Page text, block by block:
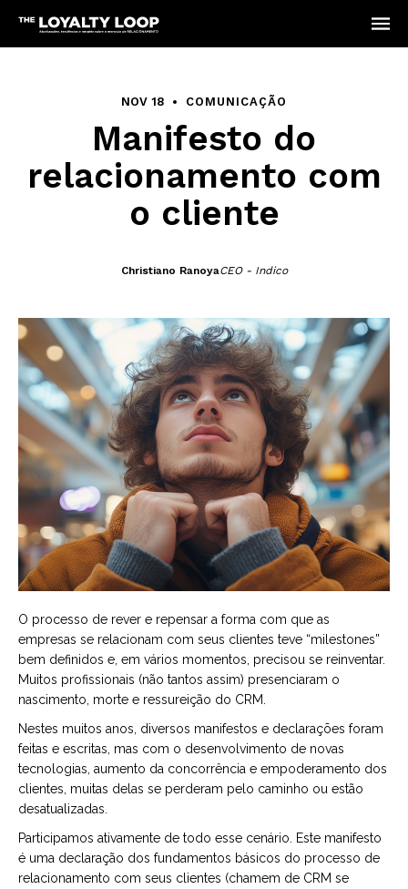
NOV 18 COMUNICAÇÃO
Manifesto do
relacionamento com
o cliente
Christiano RanoyaCEO - Indico
O processo de rever e repensar a forma com que as
empresas se relacionam com seus clientes teve “milestones”
bem definidos e, em vários momentos, precisou se reinventar.
Muitos profissionais (não tantos assim) presenciaram o
nascimento, morte e ressureição do CRM.
Nestes muitos anos, diversos manifestos e declarações foram
feitas e escritas, mas com o desenvolvimento de novas
tecnologias, aumento da concorrência e empoderamento dos
clientes, muitas delas se perderam pelo caminho ou estão
desatualizadas.
Participamos ativamente de todo esse cenário. Este manifesto
é uma declaração dos fundamentos básicos do processo de
relacionamento com seus clientes (chamem de CRM se